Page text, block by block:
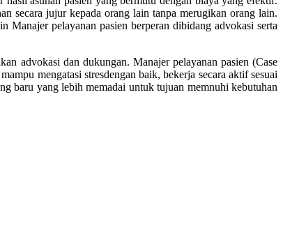
secara jujur kepada orang lain tanpa merugikan orang lain.
Manajer pelayanan pasien berperan dibidang advokasi serta
advokasi dan dukungan. Manajer pelayanan pasien (Case
mengatasi stresdengan baik, bekerja secara aktif sesuai
baru yang lebih memadai untuk tujuan memnuhi kebutuhan